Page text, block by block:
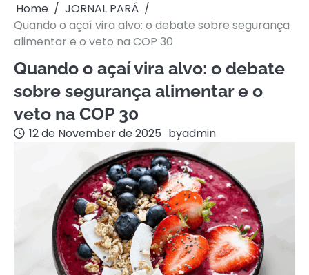
Home
JORNAL PARÁ
Quando o açaí vira alvo: o debate sobre segurança
alimentar e o veto na COP 30
Quando o açaí vira alvo: o debate
sobre segurança alimentar e o
veto na COP 30
12 de November de 2025 byadmin